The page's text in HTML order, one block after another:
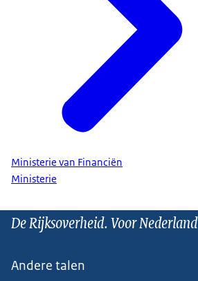
Ministerie van Financiën
Ministerie
De Rijksoverheid. Voor Nederland
Andere talen